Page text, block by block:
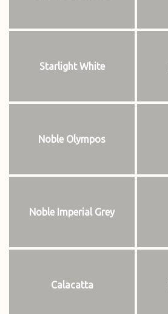
Starlight White
Noble Olympos
Noble Imperial Grey
Calacatta